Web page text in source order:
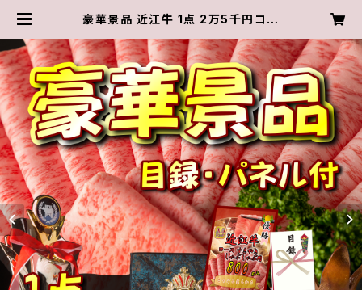
豪華景品 近江牛 1点 2万5千円コー
次会 イベント | 近江肉の廣田オンラ
インショップ